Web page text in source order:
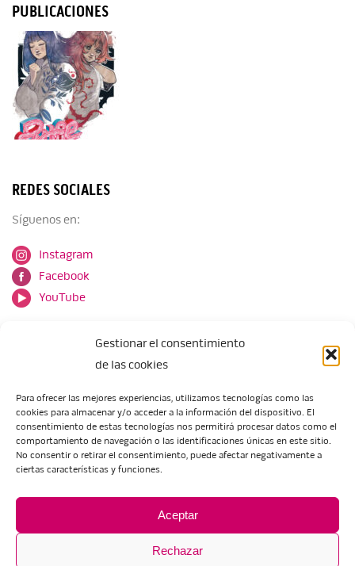
Gestionar el consentimiento
de las cookies
Para ofrecer las mejores experiencias, utilizamos tecnologías como las
cookies para almacenar y/o acceder a la información del dispositivo. El
consentimiento de estas tecnologías nos permitirá procesar datos como el
comportamiento de navegación o las identificaciones únicas en este sitio.
No consentir o retirar el consentimiento, puede afectar negativamente a
ciertas características y funciones.
Aceptar
Rechazar
PUBLICACIONES
REDES SOCIALES
Síguenos en:
Instagram
Facebook
YouTube
Escuela de Arte de Zaragoza
María Zambrano, 5
50018 Zaragoza
eartezaragoza@educa.aragon.es